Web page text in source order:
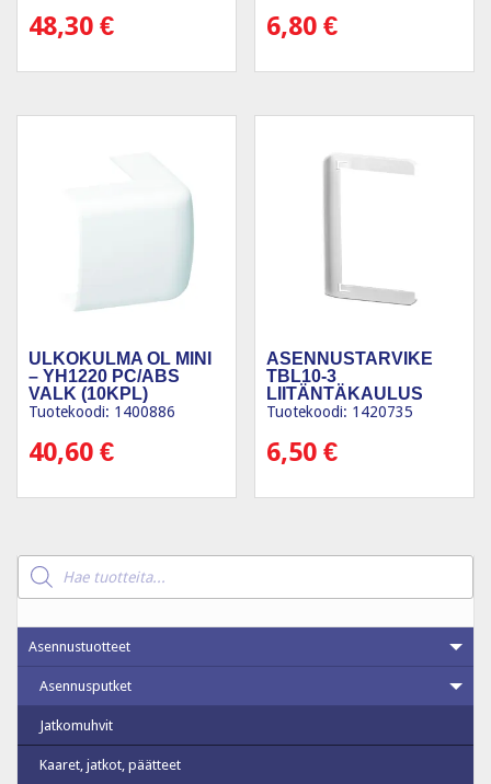
48,30 € 6,80€
ULKOKULMA OL MINI
– YH1220 PC/ABS
VALK (10KPL)
Tuotekoodi: 1400886
40,60 €
ASENNUSTARVIKE
TBL10-3
LIITÄNTÄKAULUS
VAL
Tuotekoodi: 1420735
6,50€
Products
search
Asennustuotteet
Asennusputket
Jatkomuhvit
Kaaret, jatkot, päätteet